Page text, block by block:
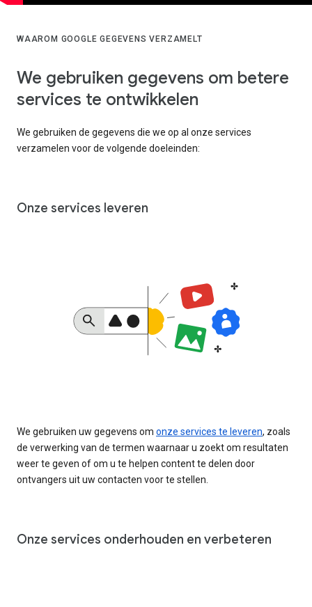
WAAROM GOOGLE GEGEVENS VERZAMELT
We gebruiken gegevens om betere
services te ontwikkelen
We gebruiken de gegevens die we op al onze services
verzamelen voor de volgende doeleinden:
Onze services leveren
We gebruiken uw gegevens om onze services te leveren, zoals
de verwerking van de termen waarnaar u zoekt om resultaten
weer te geven of om u te helpen content te delen door
ontvangers uit uw contacten voor te stellen.
Onze services onderhouden en verbeteren